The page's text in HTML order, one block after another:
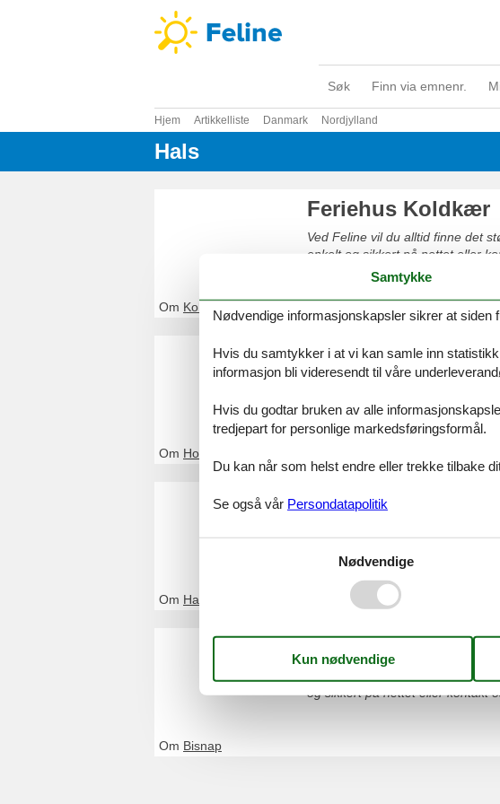
Søk Finn via emnenr.
Hjem Artikkelliste Danmark Nordjylland
Hals
Feriehus Koldkær
Ved Feline vil du alltid finne det
enkelt og sikkert på nettet eller
Om Koldkær
Feriehus Hou
Om Hou
Feriehus Hals
Om Hals
Ved Feline vil du alltid finne det
og sikkert på nettet eller kontakt
Om Bisnap
Samtykke
Nødvendige informasjonskapsler sikrer at siden
Hvis du samtykker i at vi kan samle inn
informasjon bli videresendt til våre
Hvis du godtar bruken av alle
tredjepart for personlige markedsføringsformål.
Du kan når som helst endre eller trekke tilbake
Se også vår Persondatapolitik
Nødvendige